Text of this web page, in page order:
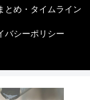
とめ・タイムライン
バシーポリシー